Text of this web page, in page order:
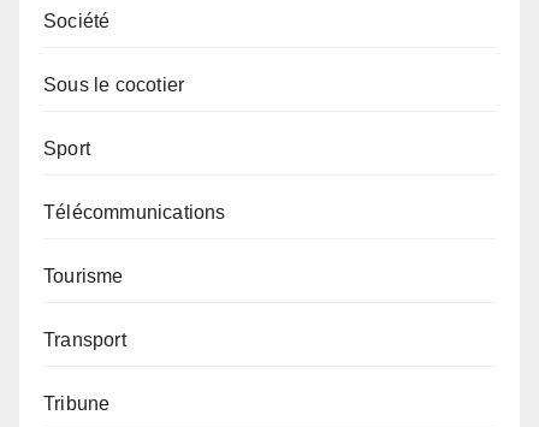
Société
Sous le cocotier
Sport
Télécommunications
Tourisme
Transport
Tribune